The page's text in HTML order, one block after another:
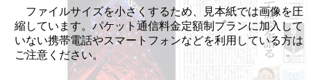
ファイルサイズを小さくするため、見本紙では画像を圧
縮しています。パケット通信料金定額制プランに加入して
いない携帯電話やスマートフォンなどを利用している方は
ご注意ください。